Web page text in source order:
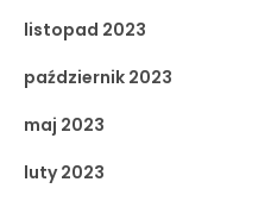
listopad 2023
październik 2023
maj 2023
luty 2023